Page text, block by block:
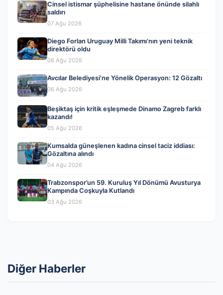
Cinsel istismar şüphelisine hastane önünde silahlı
saldırı
07 Ağu 2026
Diego Forlan Uruguay Milli Takımı’nın yeni teknik
direktörü oldu
06 Ağu 2026
Avcılar Belediyesi’ne Yönelik Operasyon: 12 Gözaltı
06 Ağu 2026
Beşiktaş için kritik eşleşmede Dinamo Zagreb farklı
kazandı!
05 Ağu 2026
Kumsalda güneşlenen kadına cinsel taciz iddiası:
Gözaltına alındı
04 Ağu 2026
Trabzonspor’un 59. Kuruluş Yıl Dönümü Avusturya
Kampında Coşkuyla Kutlandı
03 Ağu 2026
Diğer Haberler